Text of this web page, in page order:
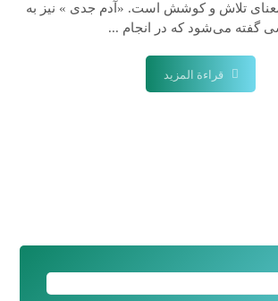
تلاش و کوشش است. «آدم جدی » نیز به
گفته می‌شود که در انجام ...
قراءة المزيد